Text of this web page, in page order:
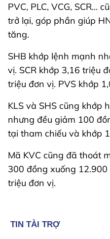
PVC, PLC, VCG, SCR...
trở lại, góp phần giúp
tăng.
SHB khớp lệnh mạnh
vị. SCR khớp 3,16 triệu
triệu đơn vị. PVS khớp
KLS và SHS cũng khớp
nhưng đều giảm 100
tại tham chiếu và khớp
Mã KVC cũng đã thoát
300 đồng xuống
triệu đơn vị.